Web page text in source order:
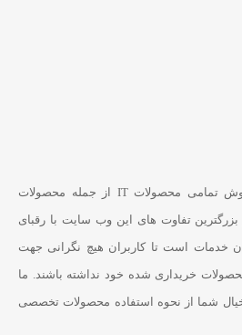
جانبی پی سی، مرجع فروش تمامی محصولات IT از جمله محصولات
تفاوت های این وب سایت با رقبای
خدمات است تا کاربران هیچ نگرانی جهت
خریداری شده خود نداشته باشند. ما
خیال شما از نحوه استفاده محصولات تخصصی